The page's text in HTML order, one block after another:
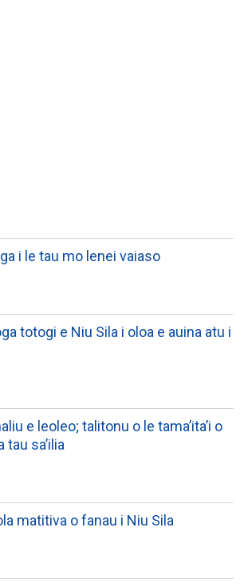
i le tau mo lenei vaiaso
totogi e Niu Sila i oloa e auina atu i
e leoleo; talitonu o le tama’ita’i o
tau sa’ilia
matitiva o fanau i Niu Sila